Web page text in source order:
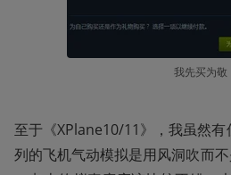
我先买为敬
至于《XPlane10/11》，我虽然
列的飞机气动模拟是用风洞吹而